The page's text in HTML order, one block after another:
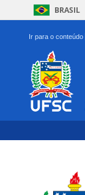
BRASIL
Ir para o conteúdo